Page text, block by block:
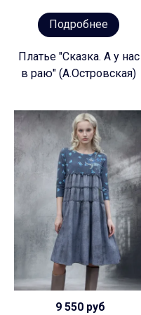
Подробнее
Платье "Сказка. А у нас
в раю" (А.Островская)
9 550 руб